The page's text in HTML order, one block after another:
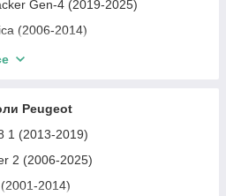
Gen-4 (2019-2025)
(2006-2014)
Gen-3 (2017-2022)
Peugeot
1 (2013-2019)
2 (2006-2025)
2014)